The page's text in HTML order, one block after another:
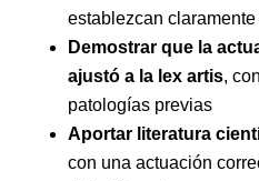
establezcan
Demostrar que la
ajustó a la lex artis,
patologías previas
Aportar literatura
con una actuación